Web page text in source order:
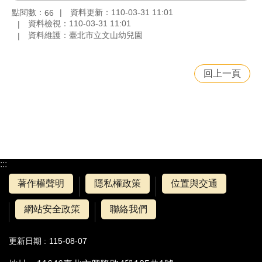
點閱數： 66
資料更新：110-03-31 11:01
資料檢視：110-03-31 11:01
資料維護：臺北市立文山幼兒園
回上一頁
:::
著作權聲明
隱私權政策 位置與交通
網站安全政策 聯絡我們
更新日期 115-08-07